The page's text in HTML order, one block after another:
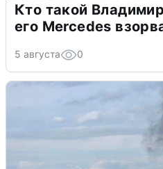
Кто такой
его Mercedes
5 августа 0